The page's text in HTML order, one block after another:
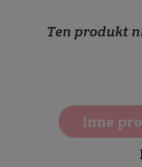
Ten produkt
Inne